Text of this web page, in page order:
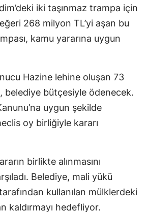
iki taşınmaz trampa için
268 milyon TL’yi aşan bu
kamu yararına uygun
Hazine lehine oluşan 73
belediye bütçesiyle ödenecek.
uygun şekilde
oy birliğiyle kararı
birlikte alınmasını
Belediye, mali yükü
kullanılan mülklerdeki
kaldırmayı hedefliyor.